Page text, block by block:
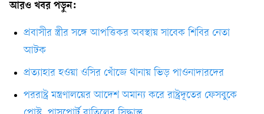
আরও খবর পড়ুন:
প্রবাসীর স্ত্রীর সঙ্গে আপত্তিকর অবস্থায় সাবেক শিবির নেতা
আটক
প্রত্যাহার হওয়া ওসির খোঁজে থানায় ভিড় পাওনাদারদের
পররাষ্ট্র মন্ত্রণালয়ের আদেশ অমান্য করে রাষ্ট্রদূতের ফেসবুকে